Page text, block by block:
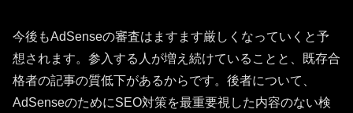
今後もAdSenseの審査はますます厳しくなっていくと予
想されます。参入する人が増え続けていることと、既存合
格者の記事の質低下があるからです。後者について、
AdSenseのためにSEO対策を最重要視した内容のない検